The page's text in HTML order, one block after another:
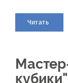
Читать
кубики"